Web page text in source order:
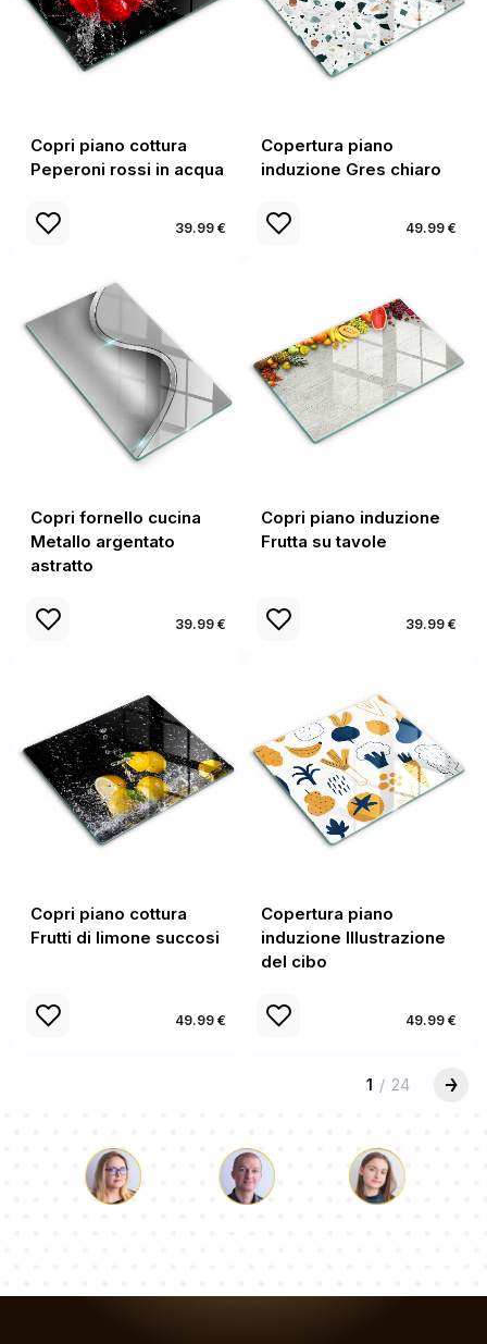
Copri piano cottura
Peperoni rossi in acqua
39.99 €
Copertura piano
induzione Gres chiaro
49.99 €
Copri fornello cucina
Metallo argentato
astratto
39.99 €
Copri piano induzione
Frutta su tavole
39.99 €
Copri piano cottura
Frutti di limone succosi
49.99 €
Copertura piano
induzione Illustrazione
del cibo
49.99 €
1 / 24